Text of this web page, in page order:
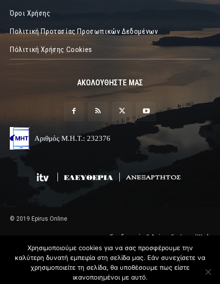
Όροι Χρήσης
Πολιτική Προτασίας Προσωπικών Δεδομένων
Πόλιτική Χρήσης Cookies
ΑΚΟΛΟΥΘΗΣΤΕ ΜΑΣ
Αριθμός Μ.Η.Τ.: 232376
© 2019 Epirus Online
Σχεδιασμός & Ανάπτυξη AngelWeb
Χρησιμοποιούμε cookies για να σας προσφέρουμε την
καλύτερη δυνατή εμπειρία στη σελίδα μας. Εάν συνεχίσετε να
χρησιμοποιείτε τη σελίδα, θα υποθέσουμε πως είστε
ικανοποιημένοι με αυτό.